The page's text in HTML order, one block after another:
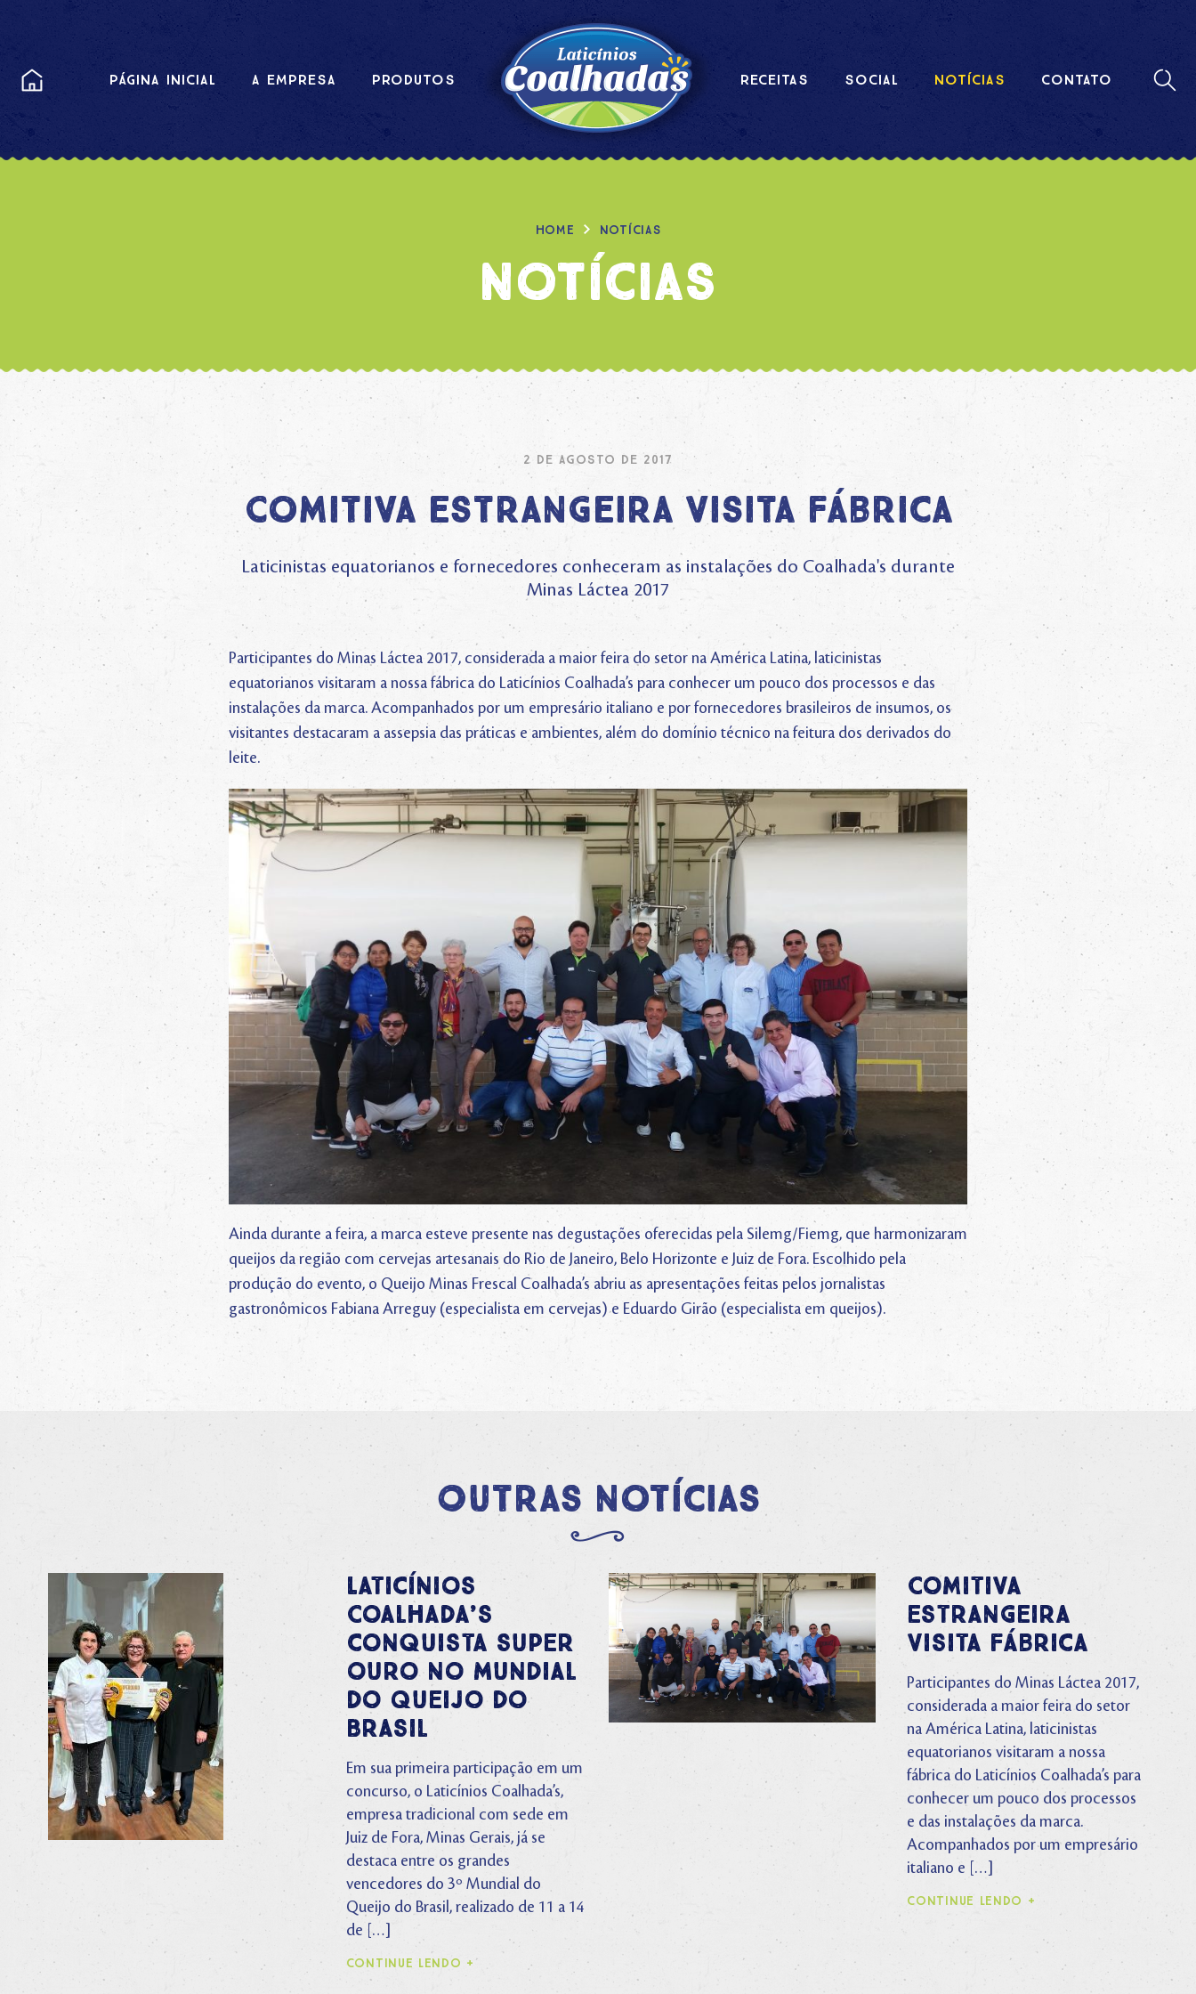
PÁGINA INICIAL A EMPRESA PRODUTOS RECEITAS SOCIAL NOTÍCIAS CONTATO
HOME NOTÍCIAS
Notícias
2 de agosto de 2017
Comitiva estrangeira visita fábrica
Laticinistas equatorianos e fornecedores conheceram as instalações do Coalhada's durante
Minas Láctea 2017
Participantes do Minas Láctea 2017, considerada a maior feira do setor na América Latina, laticinistas
equatorianos visitaram a nossa fábrica do Laticínios Coalhada’s para conhecer um pouco dos processos e das
instalações da marca. Acompanhados por um empresário italiano e por fornecedores brasileiros de insumos, os
visitantes destacaram a assepsia das práticas e ambientes, além do domínio técnico na feitura dos derivados do
leite.
Ainda durante a feira, a marca esteve presente nas degustações oferecidas pela Silemg/Fiemg, que harmonizaram
queijos da região com cervejas artesanais do Rio de Janeiro, Belo Horizonte e Juiz de Fora. Escolhido pela
produção do evento, o Queijo Minas Frescal Coalhada’s abriu as apresentações feitas pelos jornalistas
gastronômicos Fabiana Arreguy (especialista em cervejas) e Eduardo Girão (especialista em queijos).
Outras notícias
Laticínios
Coalhada’s
conquista super
ouro no Mundial
do Queijo do
Brasil
Em sua primeira participação em um
concurso, o Laticínios Coalhada’s,
empresa tradicional com sede em
Juiz de Fora, Minas Gerais, já se
destaca entre os grandes
vencedores do 3º Mundial do
Queijo do Brasil, realizado de 11 a 14
de […]
CONTINUE LENDO +
Comitiva
estrangeira
visita fábrica
Participantes do Minas Láctea 2017,
considerada a maior feira do setor
na América Latina, laticinistas
equatorianos visitaram a nossa
fábrica do Laticínios Coalhada’s para
conhecer um pouco dos processos
e das instalações da marca.
Acompanhados por um empresário
italiano e […]
CONTINUE LENDO +